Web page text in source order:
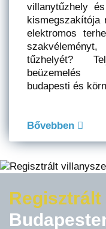
villanytűzhely
kismegszakítója
elektromos
tűzhelyét?
beüzemelés
budapesti és
Bővebben